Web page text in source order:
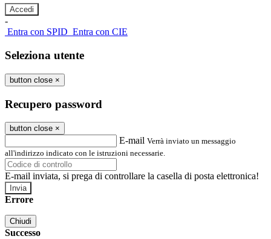
-
Entra con SPID Entra con CIE
Seleziona utente
button close ×
Recupero password
button close ×
E-mail Verrà inviato un messaggio
all'indirizzo indicato con le istruzioni necessarie.
E-mail inviata, si prega di controllare la casella di posta elettronica!
Errore
Chiudi
Successo